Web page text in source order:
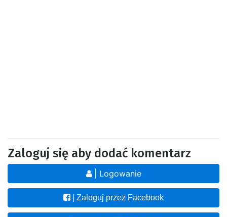
Zaloguj się aby dodać komentarz
| Logowanie
| Zaloguj przez Facebook